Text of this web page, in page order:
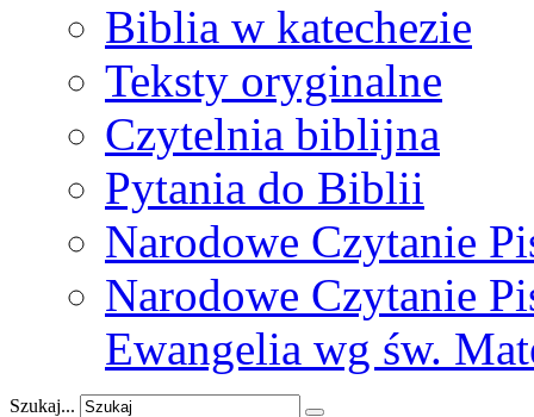
Biblia w katechezie
Teksty oryginalne
Czytelnia biblijna
Pytania do Biblii
Narodowe Czytanie
Narodowe Czytanie
Ewangelia wg św.
Szukaj...